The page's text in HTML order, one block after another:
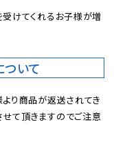
受けてくれるお子様が増
いて
り商品が返送されてき
て頂きますのでご注意